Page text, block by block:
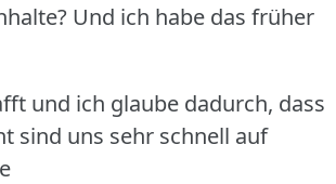
Und ich habe das früher
und ich glaube dadurch, dass
sind uns sehr schnell auf